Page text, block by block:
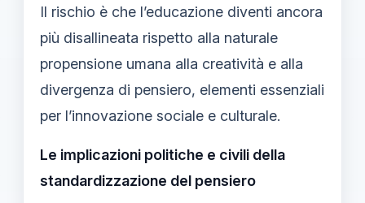
Il rischio è che l’educazione diventi ancora
più disallineata rispetto alla naturale
propensione umana alla creatività e alla
divergenza di pensiero, elementi essenziali
per l’innovazione sociale e culturale.
Le implicazioni politiche e civili della
standardizzazione del pensiero